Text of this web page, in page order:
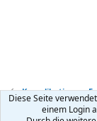
Komplikationen,
Diese Seite
einem Login